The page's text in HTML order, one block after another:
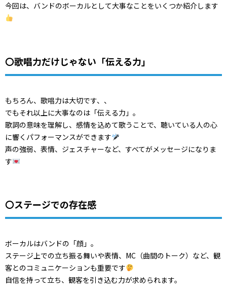
今回は、バンドのボーカルとして大事なことをいくつか紹介します
〇歌唱力だけじゃない「伝える力」
もちろん、歌唱力は大切です、、
でもそれ以上に大事なのは「伝える力」。
歌詞の意味を理解し、感情を込めて歌うことで、聴いている人の心
に響くパフォーマンスができます
声の強弱、表情、ジェスチャーなど、すべてがメッセージになりま
す
〇ステージでの存在感
ボーカルはバンドの「顔」。
ステージ上での立ち振る舞いや表情、MC（曲間のトーク）など、観
客とのコミュニケーションも重要です
自信を持って立ち、観客を引き込む力が求められます。